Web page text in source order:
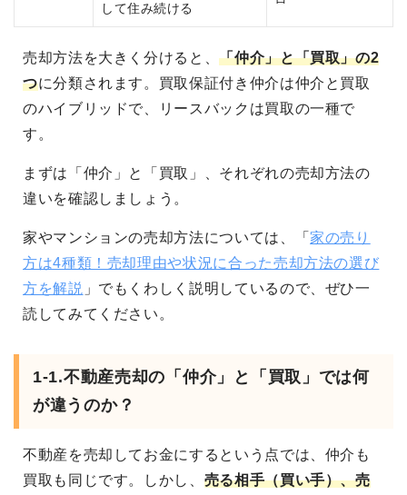
して住み続ける
売却方法を大きく分けると、「仲介」と「買取」の2
つに分類されます。買取保証付き仲介は仲介と買取
のハイブリッドで、リースバックは買取の一種で
す。
まずは「仲介」と「買取」、それぞれの売却方法の
違いを確認しましょう。
家やマンションの売却方法については、「 家の売り
方は4種類！売却理由や状況に合った売却方法の選び
方を解説 」でもくわしく説明しているので、ぜひ一
読してみてください。
1-1.不動産売却の「仲介」と「買取」では何
が違うのか？
不動産を売却してお金にするという点では、仲介も
買取 も同じです。しかし、 売る相手（買い手）、売